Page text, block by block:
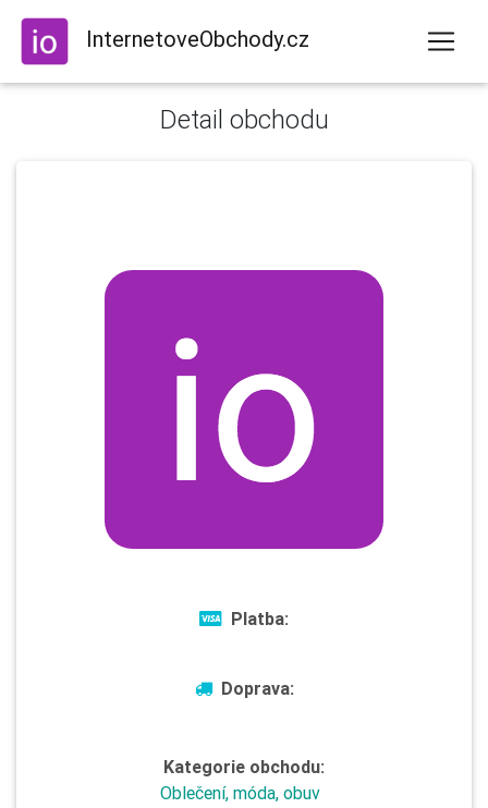
InternetoveObchody.cz
Detail obchodu
Platba:
Doprava:
Kategorie obchodu:
Oblečení, móda, obuv